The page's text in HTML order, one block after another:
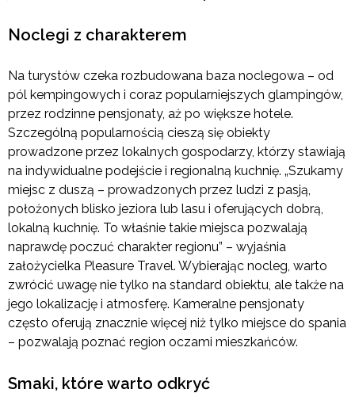
Noclegi z charakterem
Na turystów czeka rozbudowana baza noclegowa – od
pól kempingowych i coraz popularniejszych glampingów,
przez rodzinne pensjonaty, aż po większe hotele.
Szczególną popularnością cieszą się obiekty
prowadzone przez lokalnych gospodarzy, którzy stawiają
na indywidualne podejście i regionalną kuchnię. „Szukamy
miejsc z duszą – prowadzonych przez ludzi z pasją,
położonych blisko jeziora lub lasu i oferujących dobrą,
lokalną kuchnię. To właśnie takie miejsca pozwalają
naprawdę poczuć charakter regionu” – wyjaśnia
założycielka Pleasure Travel. Wybierając nocleg, warto
zwrócić uwagę nie tylko na standard obiektu, ale także na
jego lokalizację i atmosferę. Kameralne pensjonaty
często oferują znacznie więcej niż tylko miejsce do spania
– pozwalają poznać region oczami mieszkańców.
Smaki, które warto odkryć